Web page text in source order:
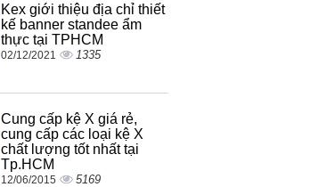
Kex giới thiệu địa chỉ thiết
kế banner standee ẩm
thực tại TPHCM
02/12/2021 1335
Cung cấp kệ X giá rẻ,
cung cấp các loại kệ X
chất lượng tốt nhất tại
Tp.HCM
12/06/2015 5169